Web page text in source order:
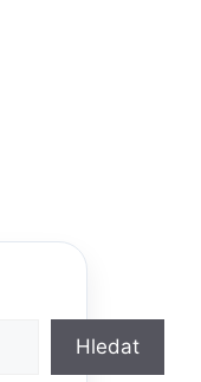
Hledat